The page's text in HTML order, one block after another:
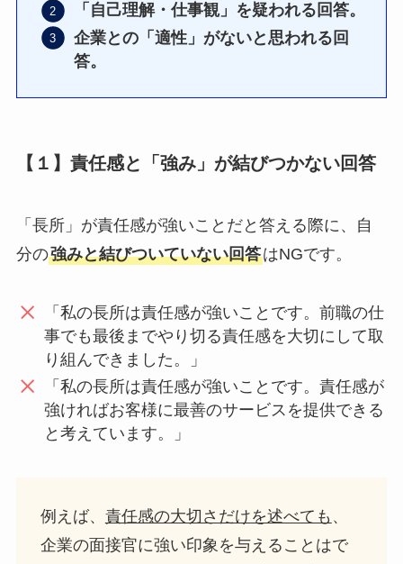
「自己理解・仕事観」を疑われる回答。
企業との「適性」がないと思われる回
答。
【１】責任感と「強み」が結びつかない回答
「長所」が責任感が強いことだと答える際に、自
分の強みと結びついていない回答はNGです。
「私の長所は責任感が強いことです。前職の仕
事でも最後までやり切る責任感を大切にして取
り組んできました。」
「私の長所は責任感が強いことです。責任感が
強ければお客様に最善のサービスを提供できる
と考えています。」
例えば、 責任感の大切さだけを述べても 、
企業の面接官に強い印象を与えることはで